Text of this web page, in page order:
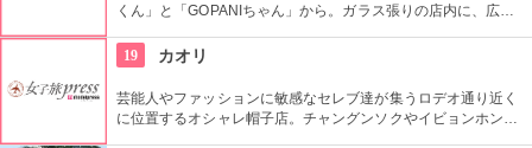
くん」と「GOPANIちゃん」から。ガラス張りの店内に、広々
や生のフルーツを使ったミックスジュースなど、ヘルシーで満
足なメニューが豊富なので、友達や家族、恋人と楽しい時間を
過ごせます。
19 カオリ
芸能人やファッションに敏感なセレブ達が集うロデオ通り近く
に位置するオシャレ帽子店。チャングンソクやイビョンホンな